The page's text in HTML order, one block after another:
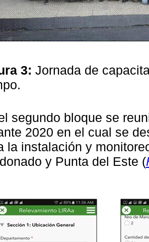
3: Jornada de
segundo bloque se
2020 en el cual se
la instalación y
y Punta del Este (